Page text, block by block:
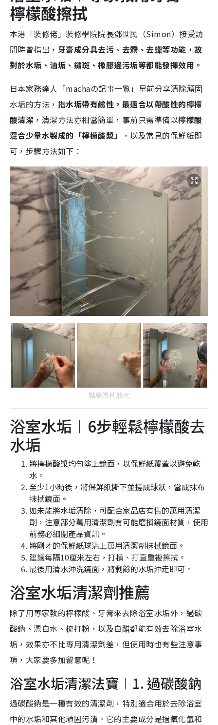
檸檬酸擦拭
本港「裝修佬」裝修學院院長鄧世民（Simon）接受訪
問時曾指出， 牙膏成分具去污、去霧、去蠟等功能，故
對於水垢、油垢、鏽斑、橡膠邊污垢等都能發揮效用。
日本家務達人「machaの記事一覧」早前分享清除頑固
水垢的方法，指水垢帶有鹼性，最適合以帶酸性的檸檬
酸清潔 ，清潔方法亦相當簡單，事前只需準備以檸檬酸
混合少量水製成的「檸檬酸漿」
，以及常見的保鮮紙即
可，步驟方法如下：
點擊圖片放大
浴室水垢︱6步輕鬆檸檬酸去
水垢
將檸檬酸漿均勻塗上鏡面，以保鮮紙覆蓋以避免乾
水。
至少1小時後，將保鮮紙撕下並搓成球狀，當成抹布
抹拭鏡面。
如未能將水垢清除，可配合家品店有售的萬用清潔
劑，注意部分萬用清潔劑有可能磨損鏡面材質，使用
前務必細閱產品資訊。
將剛才的保鮮紙球沾上萬用清潔劑抹拭鏡面。
建議每隔10厘米左右，打橫、打直重複擦拭。
最後用清水沖洗鏡面，將剩餘的水垢沖走即可。
浴室水垢清潔劑推薦
除了用專家教的檸檬酸、牙膏來去除浴室水垢外，過碳
酸鈉、漂白水、梳打粉，以及白醋都能有效去除浴室水
垢，效果亦不比專用清潔劑差，但使用時也有些注意事
項，大家要多加留意呢！
浴室水垢清潔法寶︱1. 過碳酸鈉
過碳酸鈉是一種有效的清潔劑，特別適合用於去除浴室
中的水垢和其他頑固污漬。它的主要成分是過氧化氫和